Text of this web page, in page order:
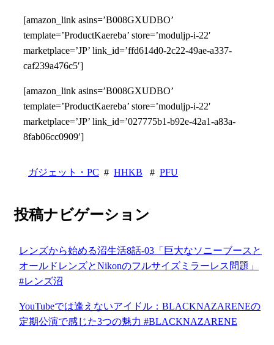
[amazon_link asins=’B008GXUDBO’
template=’ProductKaereba’ store=’moduljp-i-22′
marketplace=’JP’ link_id=’ffd614d0-2c22-49ae-a337-
caf239a476c5′]
[amazon_link asins=’B008GXUDBO’
template=’ProductKaereba’ store=’moduljp-i-22′
marketplace=’JP’ link_id=’027775b1-b92e-42a1-a83a-
8fab06cc0909′]
ガジェット・PC # HHKB # PFU
投稿ナビゲーション
レンズから始める沼生活8話-03「巨大なソニーブースと
オールドレンズとNikonのフルサイズミラーレス問題」
#レンズ沼
YouTubeでは逢えないアイドル：BLACKNAZARENEの
定期公演で感じた3つの魅力 #BLACKNAZARENE